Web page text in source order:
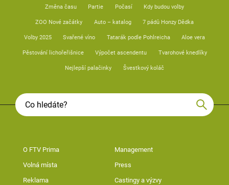
Změna času Partie Počasí Kdy budou volby
ZOO Nové začátky Auto – katalog 7 pádů Honzy Dědka
Volby 2025 Svařené víno Tatarák podle Pohlreicha Aloe vera
Pěstování lichořeřišnice Výpočet ascendentu Tvarohové knedlíky
Nejlepší palačinky Švestkový koláč
O FTV Prima Management
Volná místa Press
Reklama Castingy a výzvy